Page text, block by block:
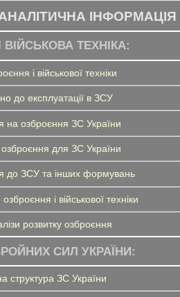
ІНФОРМАЦІЯ
ТЕХНІКА:
і військової техніки
до експлуатації в ЗСУ
на озброєння ЗС України
для ЗС України
до ЗСУ та інших формувань
і військової техніки
розвитку озброєння
СИЛ УКРАЇНИ:
структура ЗС України